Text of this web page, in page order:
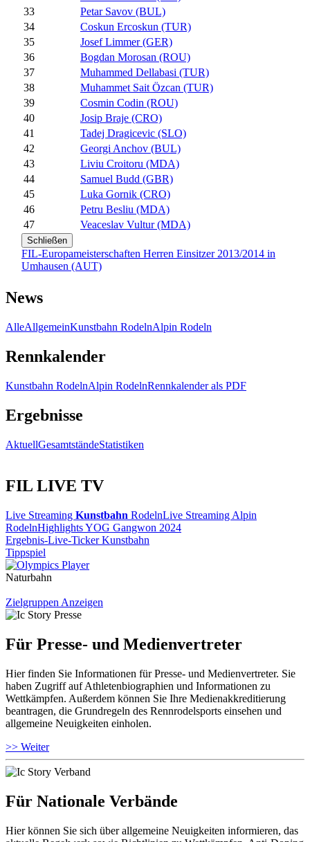
33
Petar Savov (BUL)
34
Coskun Ercoskun (TUR)
35
Josef Limmer (GER)
36
Bogdan Morosan (ROU)
37
Muhammed Dellabasi (TUR)
38
Muhammet Sait Özcan (TUR)
39
Cosmin Codin (ROU)
40
Josip Braje (CRO)
41
Tadej Dragicevic (SLO)
42
Georgi Anchov (BUL)
43
Liviu Croitoru (MDA)
44
Samuel Budd (GBR)
45
Luka Gornik (CRO)
46
Petru Besliu (MDA)
47
Veaceslav Vultur (MDA)
Schließen
FIL-Europameisterschaften Herren Einsitzer 2013/2014 in
Umhausen (AUT)
News
AlleAllgemeinKunstbahn RodelnAlpin Rodeln
Rennkalender
Kunstbahn RodelnAlpin RodelnRennkalender als PDF
Ergebnisse
AktuellGesamtständeStatistiken
FIL LIVE TV
Live Streaming Kunstbahn RodelnLive Streaming Alpin
RodelnHighlights YOG Gangwon 2024
Ergebnis-Live-Ticker Kunstbahn
Tippspiel
Naturbahn
Zielgruppen Anzeigen
Für Presse- und Medienvertreter
Hier finden Sie Informationen für Presse- und Medienvertreter. Sie
haben Zugriff auf Athletenbiographien und Informationen zu
Wettkämpfen. Außerdem können Sie Ihre Medienakkreditierung
beantragen, die Grundregeln des Rennrodelsports einsehen und
allgemeine Neuigkeiten einholen.
>> Weiter
Für Nationale Verbände
Hier können Sie sich über allgemeine Neuigkeiten informieren, das